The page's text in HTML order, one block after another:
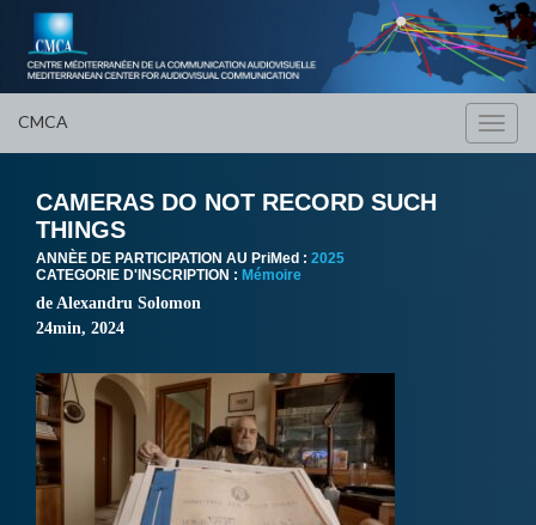
CMCA
CAMERAS DO NOT RECORD SUCH
THINGS
ANNÈE DE PARTICIPATION AU PriMed : 2025
CATEGORIE D'INSCRIPTION : Mémoire
de Alexandru Solomon
24min, 2024